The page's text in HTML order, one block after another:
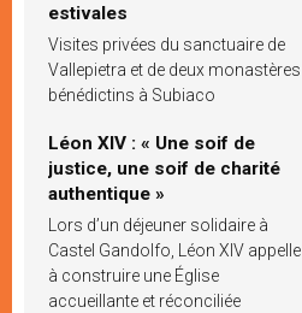
estivales
Visites privées du sanctuaire de
Vallepietra et de deux monastères
bénédictins à Subiaco
Léon XIV : « Une soif de
justice, une soif de charité
authentique »
Lors d’un déjeuner solidaire à
Castel Gandolfo, Léon XIV appelle
à construire une Église
accueillante et réconciliée